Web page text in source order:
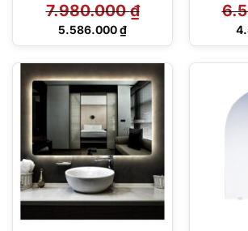
7.980.000₫
Giá
7.980.000 ₫.
5.586.000₫
Giá
tại
là:
5.586.000 ₫.